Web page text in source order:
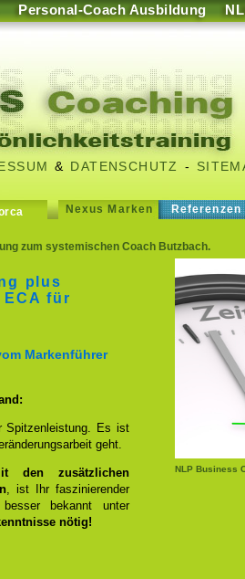
Personal-Coach Ausbildung
& DATENSCHUTZ -
Nexus Marken Referenzen
zum systemischen Coach Butzbach.
NLP Business
plus
für
Markenführer
Spitzenleistung. Es ist
geht.
den zusätzlichen
, ist Ihr faszinierender
bekannt unter
nötig!